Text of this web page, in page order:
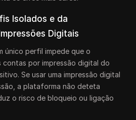
Isolados e da
Digitais
único perfil impede que o
contas por impressão digital do
Se usar uma impressão digital
a plataforma não deteta
o risco de bloqueio ou ligação